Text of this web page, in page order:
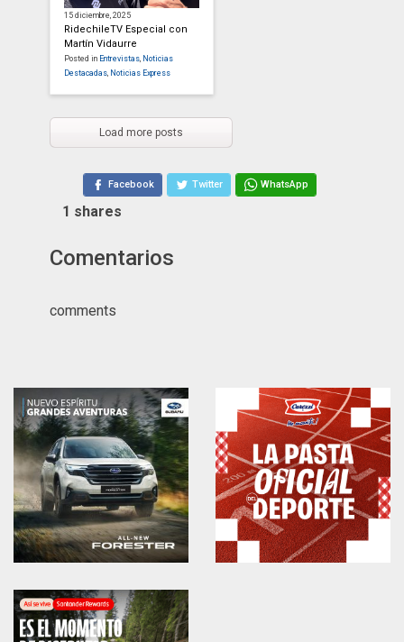
15 diciembre, 2025
RidechileTV Especial con
Martín Vidaurre
Posted in Entrevistas, Noticias
Destacadas, Noticias Express
Load more posts
Facebook Twitter WhatsApp
1 shares
Comentarios
comments